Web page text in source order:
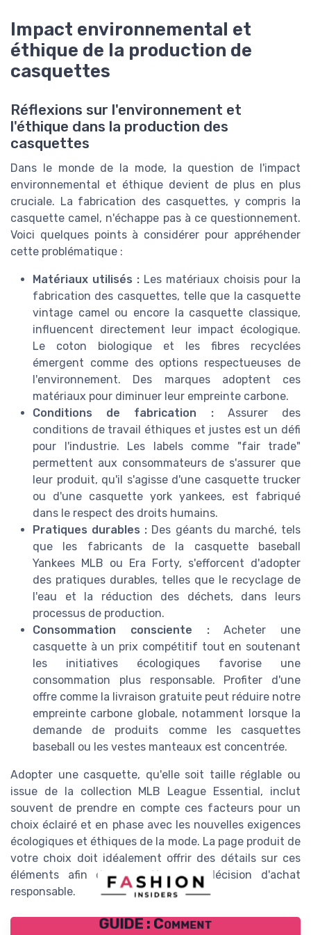
Impact environnemental et
éthique de la production de
casquettes
Réflexions sur l'environnement et
l'éthique dans la production des
casquettes
Dans le monde de la mode, la question de l'impact
environnemental et éthique devient de plus en plus
cruciale. La fabrication des casquettes, y compris la
casquette camel, n'échappe pas à ce questionnement.
Voici quelques points à considérer pour appréhender
cette problématique :
Matériaux utilisés : Les matériaux choisis pour la
fabrication des casquettes, telle que la casquette
vintage camel ou encore la casquette classique,
influencent directement leur impact écologique.
Le coton biologique et les fibres recyclées
émergent comme des options respectueuses de
l'environnement. Des marques adoptent ces
matériaux pour diminuer leur empreinte carbone.
Conditions de fabrication :Assurer des
conditions de travail éthiques et justes est un défi
pour l'industrie. Les labels comme "fair trade"
permettent aux consommateurs de s'assurer que
leur produit, qu'il s'agisse d'une casquette trucker
ou d'une casquette york yankees, est fabriqué
dans le respect des droits humains.
Pratiques durables : Des géants du marché, tels
que les fabricants de la casquette baseball
Yankees MLB ou Era Forty, s'efforcent d'adopter
des pratiques durables, telles que le recyclage de
l'eau et la réduction des déchets, dans leurs
processus de production.
Consommation consciente :Acheter une
casquette à un prix compétitif tout en soutenant
les initiatives écologiques favorise une
consommation plus responsable. Profiter d'une
offre comme la livraison gratuite peut réduire notre
empreinte carbone globale, notamment lorsque la
demande de produits comme les casquettes
baseball ou les vestes manteaux est concentrée.
Adopter une casquette, qu'elle soit taille réglable ou
issue de la collection MLB League Essential, inclut
souvent de prendre en compte ces facteurs pour un
choix éclairé et en phase avec les nouvelles exigences
écologiques et éthiques de la mode. La page produit de
votre choix doit idéalement offrir des détails sur ces
éléments afin de permettre une décision d'achat
responsable.
GUIDE : Comment